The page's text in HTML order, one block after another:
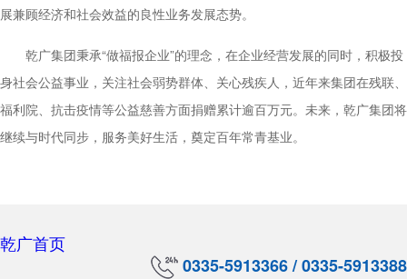
展兼顾经济和社会效益的良性业务发展态势。
乾广集团秉承“做福报企业”的理念，在企业经营发展的同时，积极投
身社会公益事业，关注社会弱势群体、关心残疾人，近年来集团在残联、
福利院、抗击疫情等公益慈善方面捐赠累计逾百万元。未来，乾广集团将
继续与时代同步，服务美好生活，奠定百年常青基业。
乾广首页
0335-5913366 / 0335-5913388